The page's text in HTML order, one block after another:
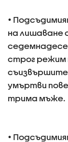
•
на лишаване
строг режим
умъртви
трима мъже.
•